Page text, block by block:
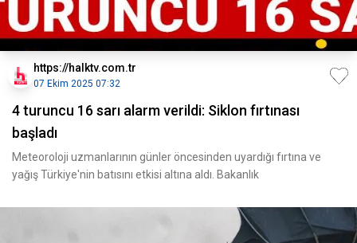
https://halktv.com.tr
07 Ekim 2025 07:32
4 turuncu 16 sarı alarm verildi: Siklon fırtınası
başladı
Meteoroloji uzmanlarının günler öncesinden uyardığı fırtına ve
yağış Türkiye'nin batısını etkisi altına aldı. Bakanlık